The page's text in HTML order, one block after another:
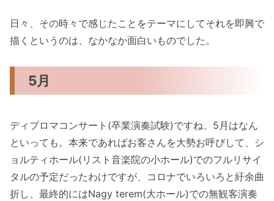
日々、その時々で感じたことをテーマにしてそれを即興で
描くというのは、なかなか面白いものでした。
5月
ディプロマコンサート(卒業演奏試験)ですね、5月はなん
といっても。本来であればお客さんを大勢お呼びして、シ
ョルティホール(リスト音楽院の小ホール)でのフルリサイ
タルの予定だったわけですが、コロナでいろいろと紆余曲
折し、最終的にはNagy terem(大ホール)での無観客演奏